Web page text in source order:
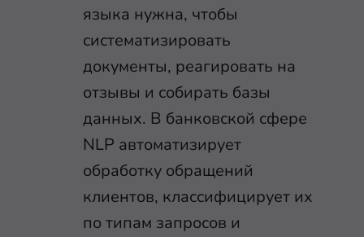
языка нужна, чтобы
систематизировать
документы, реагировать на
отзывы и собирать базы
данных. В банковской сфере
NLP автоматизирует
обработку обращений
клиентов, классифицирует их
по типам запросов и